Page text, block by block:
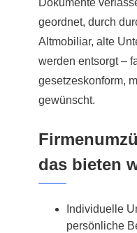
Dokumente
geordnet, durch
Altmobiliar, alte
werden entsorgt –
gesetzeskonform,
gewünscht.
das bieten
Individuelle
persönliche